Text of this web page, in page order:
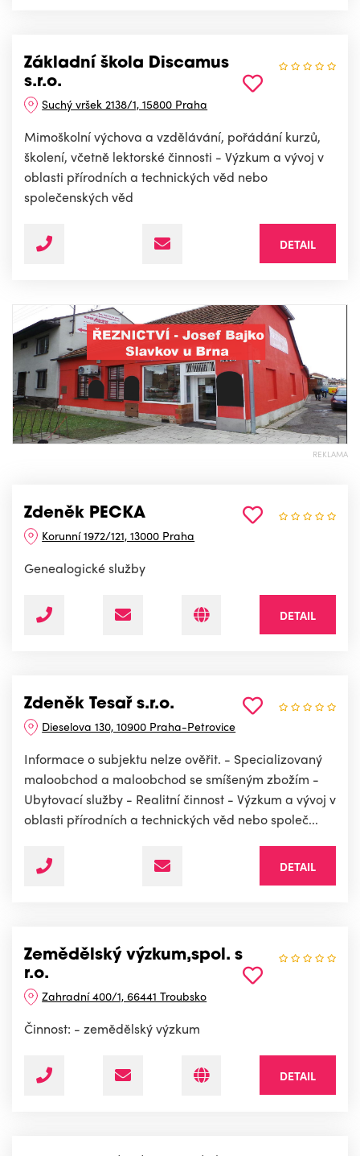
Základní škola Discamus
s.r.o.
Suchý vršek 2138/1, 15800 Praha
Mimoškolní výchova a vzdělávání, pořádání kurzů,
školení, včetně lektorské činnosti - Výzkum a vývoj v
oblasti přírodních a technických věd nebo
společenských věd
DETAIL
REKLAMA
Zdeněk PECKA
Korunní 1972/121, 13000 Praha
Genealogické služby
DETAIL
Zdeněk Tesař s.r.o.
Dieselova 130, 10900 Praha-Petrovice
Informace o subjektu nelze ověřit. - Specializovaný
maloobchod a maloobchod se smíšeným zbožím -
Ubytovací služby - Realitní činnost - Výzkum a vývoj v
oblasti přírodních a technických věd nebo společ...
DETAIL
Zemědělský výzkum,spol. s
r.o.
Zahradní 400/1, 66441 Troubsko
Činnost: - zemědělský výzkum
DETAIL